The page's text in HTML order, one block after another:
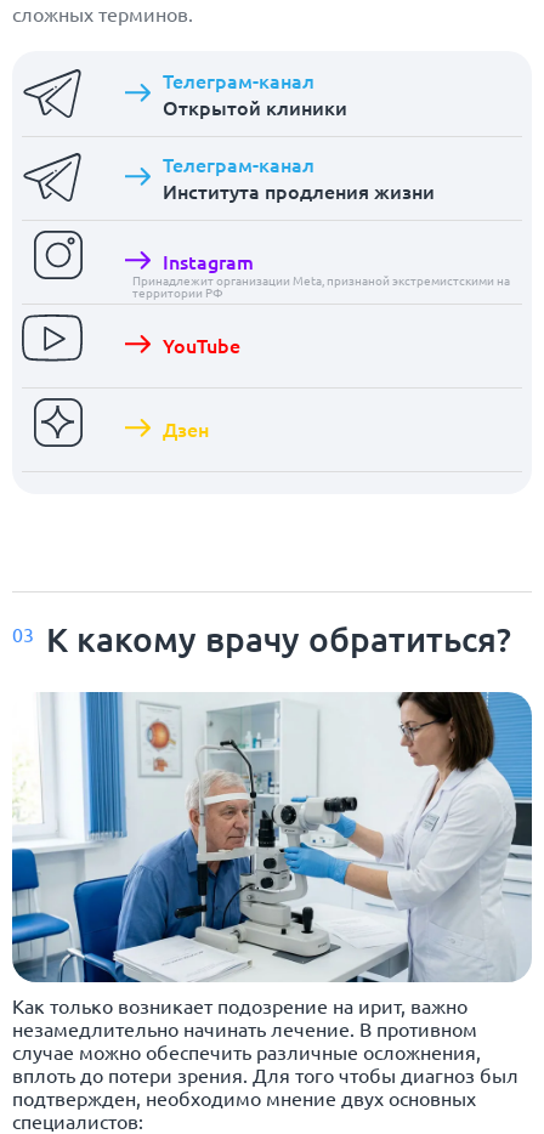
сложных терминов.
Телеграм-канал
Открытой клиники
Телеграм-канал
Института продления жизни
Instagram
Принадлежит организации Meta, признаной экстремистскими на
территории РФ
YouTube
Дзен
03 К какому врачу обратиться?
Как только возникает подозрение на ирит, важно
незамедлительно начинать лечение. В противном
случае можно обеспечить различные осложнения,
вплоть до потери зрения. Для того чтобы диагноз был
подтвержден, необходимо мнение двух основных
специалистов: